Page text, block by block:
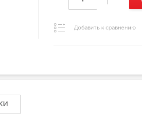
Добавить к сравнению